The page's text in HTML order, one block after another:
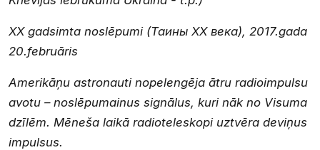
XX gadsimta noslēpumi (Таины ХХ века), 2017.gada
20.februāris
Amerikāņu astronauti nopelengēja ātru radioimpulsu
avotu – noslēpumainus signālus, kuri nāk no Visuma
dzīlēm. Mēneša laikā radioteleskopi uztvēra deviņus
impulsus.